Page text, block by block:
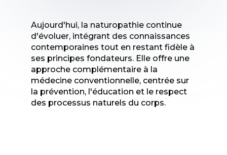
Aujourd'hui, la naturopathie continue
d'évoluer, intégrant des connaissances
contemporaines tout en restant fidèle à
ses principes fondateurs. Elle offre une
approche complémentaire à la
médecine conventionnelle, centrée sur
la prévention, l'éducation et le respect
des processus naturels du corps.